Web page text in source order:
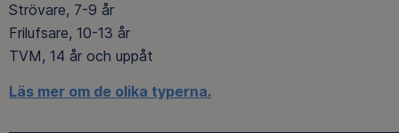
Strövare, 7-9 år
Frilufsare, 10-13 år
TVM, 14 år och uppåt
Läs mer om de olika typerna.